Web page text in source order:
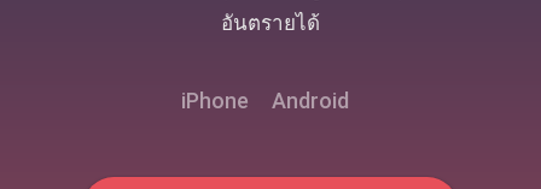
อันตรายได้
iPhone Android